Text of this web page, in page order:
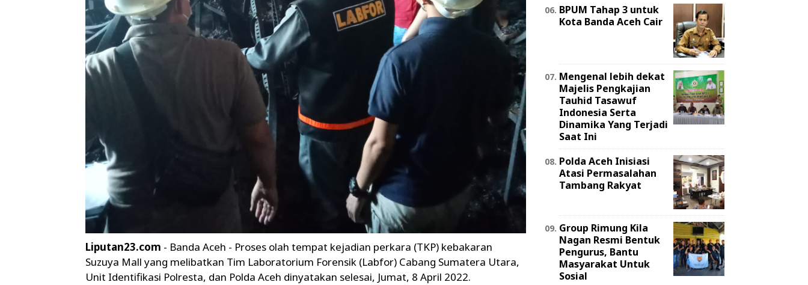
Liputan23.com - Banda Aceh - Proses olah tempat kejadian perkara (TKP) kebakaran
Suzuya Mall yang melibatkan Tim Laboratorium Forensik (Labfor) Cabang Sumatera Utara,
Unit Identifikasi Polresta, dan Polda Aceh dinyatakan selesai, Jumat, 8 April 2022.
BPUM Tahap 3 untuk
Kota Banda Aceh Cair
Mengenal lebih dekat
Majelis Pengkajian
Tauhid Tasawuf
Indonesia Serta
Dinamika Yang Terjadi
Saat Ini
Polda Aceh Inisiasi
Atasi Permasalahan
Tambang Rakyat
Group Rimung Kila
Nagan Resmi Bentuk
Pengurus, Bantu
Masyarakat Untuk
Sosial